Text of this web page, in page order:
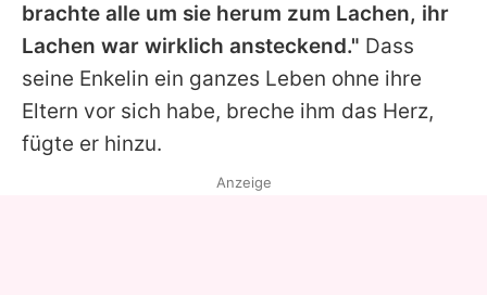
brachte alle um sie herum zum Lachen, ihr
Lachen war wirklich ansteckend." Dass
seine Enkelin ein ganzes Leben ohne ihre
Eltern vor sich habe, breche ihm das Herz,
fügte er hinzu.
Anzeige